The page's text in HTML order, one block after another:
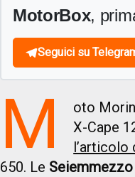
MotorBox,
Seguici su
M
oto
X-Cape
650. Le Seiemmezzo